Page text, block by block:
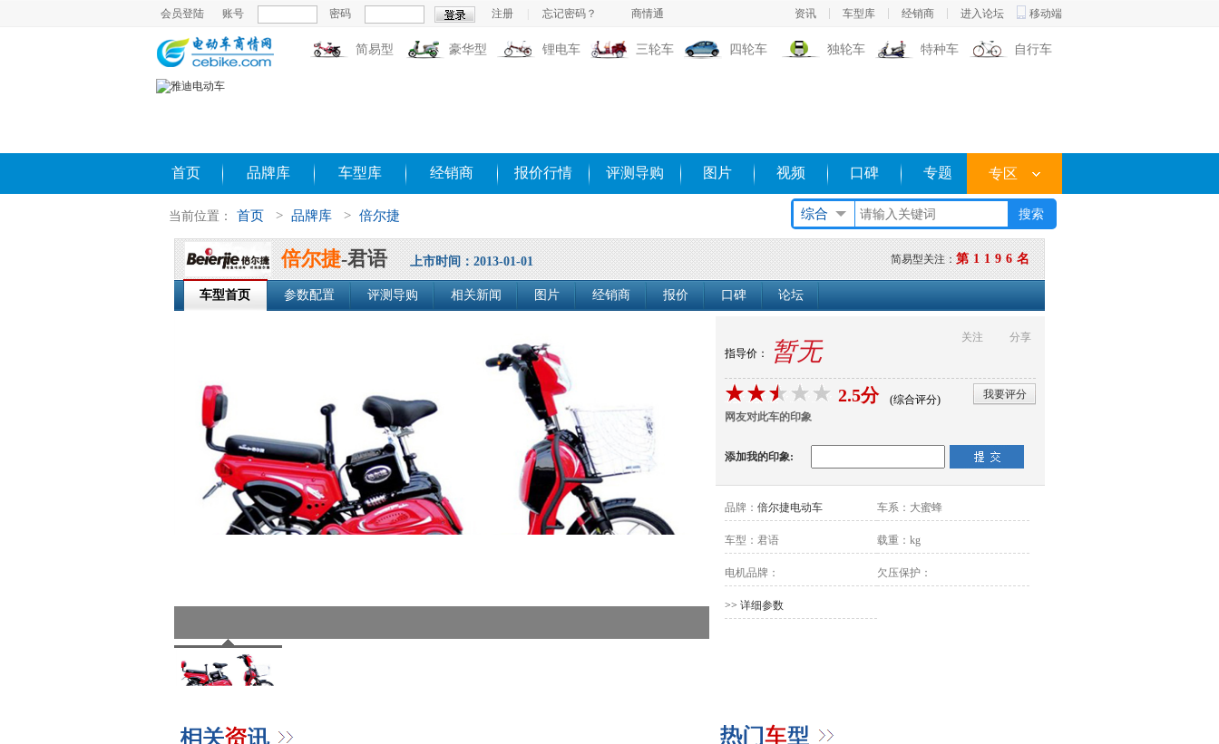
资讯 车型库 经销商 进入论坛 移动端
会员登陆 账号 密码 注册 忘记密码？ 商情通
简易型 豪华型 锂电车 三轮车 四轮车 独轮车 特种车 自行车
首页 品牌库 车型库 经销商 报价行情 评测导购 图片 视频 口碑 专题 专区
综合
当前位置： 首页 > 品牌库 > 倍尔捷
简易型关注：第1196名
倍尔捷-君语 上市时间：2013-01-01
车型首页 参数配置 评测导购 相关新闻 图片 经销商 报价 口碑 论坛
指导价： 暂无 关注 分享
2.5分 (综合评分)
我要评分
网友对此车的印象
添加我的印象:
品牌： 倍尔捷电动车 车系： 大蜜蜂
车型： 君语 载重： kg
电机品牌： 欠压保护：
>> 详细参数